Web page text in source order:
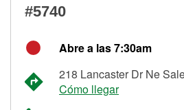
#5740
Abre a las 7:30am
218 Lancaster Dr Ne
Cómo llegar